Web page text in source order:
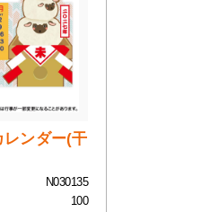
レンダー(干
N030135
100